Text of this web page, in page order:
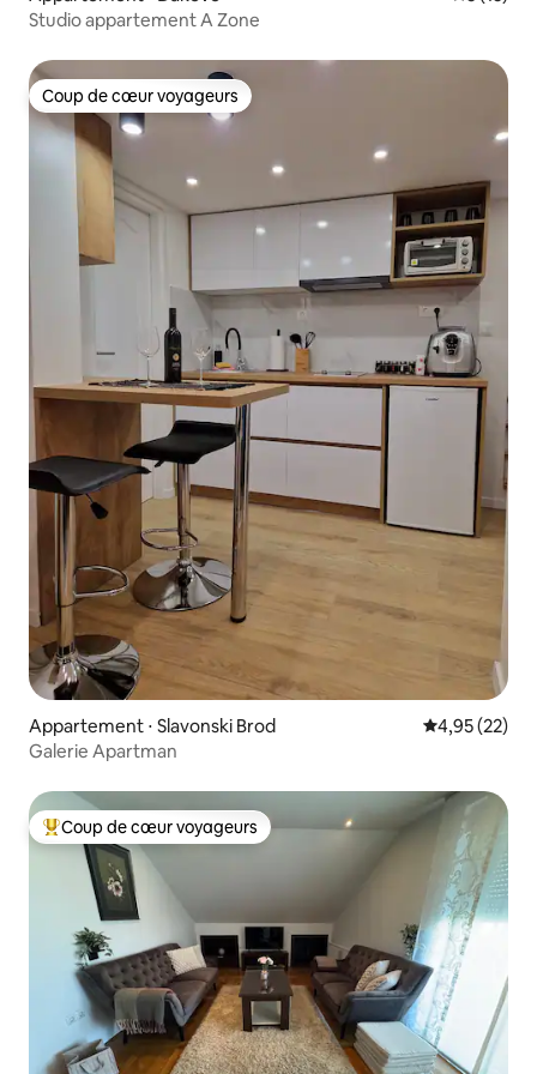
Studio appartement A Zone
Coup de cœur voyageurs
Coup de cœur voyageurs
Appartement ⋅ Slavonski Brod Évaluation
4,95 (22)
Galerie Apartman
Coups de cœur voyageurs les plus appréciés
Coup de cœur voyageurs